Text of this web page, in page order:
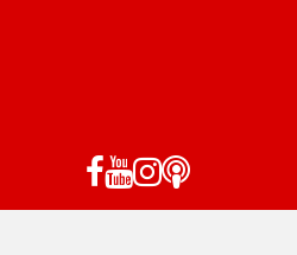
Facebook
YouTube
Instagram
Podd